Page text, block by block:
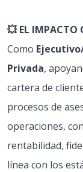
💥 EL IMPACTO
Como
Privada,
cartera de
procesos de
operaciones,
rentabilidad,
línea con los